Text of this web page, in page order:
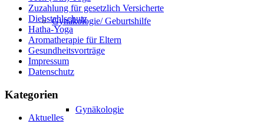
Gynäkologie/ Geburtshilfe
Gynäkologie
Zuzahlung für gesetzlich Versicherte
Diebstahlschutz
Hatha-Yoga
Aromatherapie für Eltern
Gesundheitsvorträge
Impressum
Datenschutz
Kategorien
Aktuelles